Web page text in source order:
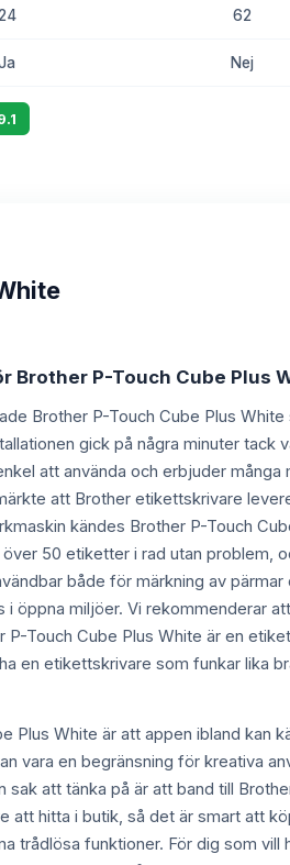
24 62
Nej
Brother P-Touch Cube Plus
Brother P-Touch Cube Plus
gick på några minuter
att använda och erbjuder
att Brother etikettskrivare
kändes Brother P-Touch
50 etiketter i rad utan problem,
både för märkning av
i öppna miljöer. Vi rekommenderar
P-Touch Cube Plus White är en
en etikettskrivare som funkar lika
Plus White är att appen ibland
vara en begränsning för kreativa
att tänka på är att band till
att hitta i butik, så det är smart att
trådlösa funktioner. För dig som